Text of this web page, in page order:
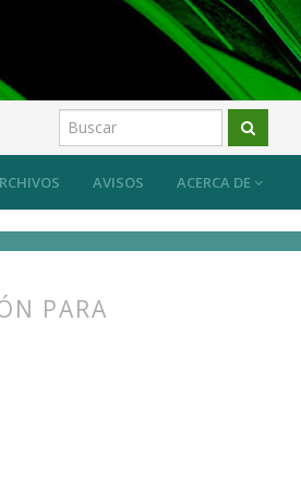
AVISOS ACERCA DE
PARA